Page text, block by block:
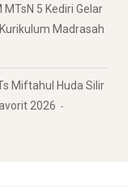
5 Kediri Gelar
Madrasah
Miftahul Huda Silir
2026